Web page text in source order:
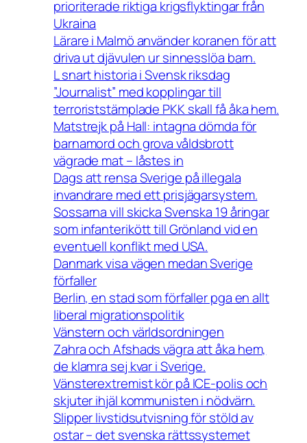
prioriterade riktiga krigsflyktingar från
Ukraina
Lärare i Malmö använder koranen för att
driva ut djävulen ur sinnesslöa barn.
L snart historia i Svensk riksdag
”Journalist” med kopplingar till
terroriststämplade PKK skall få åka hem.
Matstrejk på Hall: intagna dömda för
barnamord och grova våldsbrott
vägrade mat – låstes in
Dags att rensa Sverige på illegala
invandrare med ett prisjägarsystem.
Sossarna vill skicka Svenska 19 åringar
som infanterikött till Grönland vid en
eventuell konflikt med USA.
Danmark visa vägen medan Sverige
förfaller
Berlin, en stad som förfaller pga en allt
liberal migrationspolitik
Vänstern och världsordningen
Zahra och Afshads vägra att åka hem,
de klamra sej kvar i Sverige.
Vänsterextremist kör på ICE-polis och
skjuter ihjäl kommunisten i nödvärn.
Slipper livstidsutvisning för stöld av
ostar – det svenska rättssystemet